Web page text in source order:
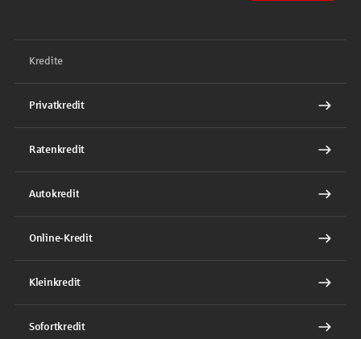
Kredite
Privatkredit
Ratenkredit
Autokredit
Online-Kredit
Kleinkredit
Sofortkredit